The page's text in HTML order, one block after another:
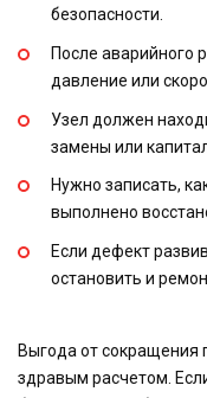
безопасности.
После аварийного
давление или
Узел должен
замены или
Нужно записать,
выполнено
Если дефект
остановить и
Выгода от
здравым расчетом.